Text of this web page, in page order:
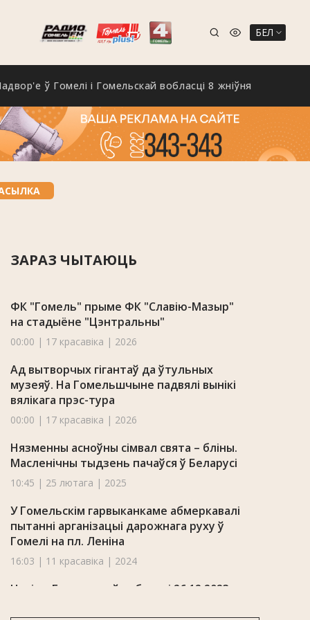
БЕЛ
ў Гомелі і Гомельскай вобласці 8 жніўня
ЗАРАЗ ЧЫТАЮЦЬ
ФК "Гомель" прыме ФК "Славію-Мазыр"
на стадыёне "Цэнтральны"
00:00 | 17 красавіка | 2026
Ад вытворчых гігантаў да ўтульных
музеяў. На Гомельшчыне падвялі вынікі
вялікага прэс-тура
00:00 | 17 красавіка | 2026
Нязменны асноўны сімвал свята – бліны.
Масленічны тыдзень пачаўся ў Беларусі
10:45 | 25 лютага | 2025
У Гомельскім гарвыканкаме абмеркавалі
пытанні арганізацыі дарожнага руху ў
Гомелі на пл. Леніна
16:03 | 11 красавіка | 2024
Навіны Гомельскай вобласці 26.12.2023